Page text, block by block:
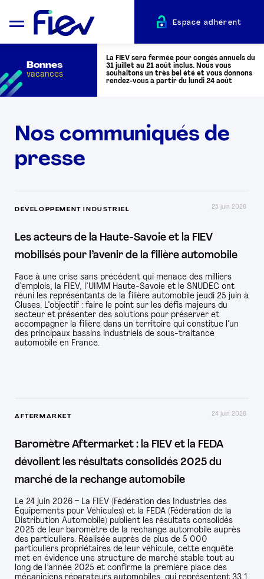
QUI SOMMES-NOUS ?
L’AUTOMOTIVE
ADHÉRENTS
ÉVÉNEMENTS
PRESSE
Espace adhérent
Bonnes
vacances
La FIEV sera fermée pour congés annuels du
31 juillet au 21 août inclus. Nous vous
souhaitons un très bel été et vous donnons
rendez-vous à partir du lundi 24 août
Nos communiqués de
presse
DÉVELOPPEMENT INDUSTRIEL 25 juin 2026
Les acteurs de la Haute-Savoie et la FIEV
mobilisés pour l’avenir de la filière automobile
Face à une crise sans précédent qui menace des milliers
d’emplois, la FIEV, l’UIMM Haute-Savoie et le SNUDEC ont
réuni les représentants de la filière automobile jeudi 25 juin à
Cluses. L’objectif : faire le point sur les défis majeurs du
secteur et présenter des solutions pour préserver et
accompagner la filière dans un territoire qui constitue l’un
des principaux bassins industriels de sous-traitance
automobile en France.
AFTERMARKET 24 juin 2026
Baromètre Aftermarket : la FIEV et la FEDA
dévoilent les résultats consolidés 2025 du
marché de la rechange automobile
Le 24 juin 2026 – La FIEV (Fédération des Industries des
Équipements pour Véhicules) et la FEDA (Fédération de la
Distribution Automobile) publient les résultats consolidés
2025 de leur baromètre de la rechange automobile auprès
des particuliers. Réalisée auprès de plus de 5 000
particuliers propriétaires de leur véhicule, cette enquête
met en évidence une structure de marché stable tout au
long de l’année 2025 et confirme la première place des